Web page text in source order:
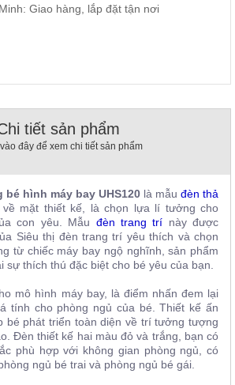
Giao hàng, lắp đặt tận nơi
tiết sản phẩm
đây để xem chi tiết sản phẩm
hình máy bay UHS120 là mẫu đèn thả
mặt thiết kế, là chọn lựa lí tưởng cho
con yêu. Mẫu đèn trang trí này được
Siêu thị đèn trang trí yêu thích và chọn
từ chiếc máy bay ngộ nghĩnh, sản phẩm
sự thích thú đặc biệt cho bé yêu của bạn.
mô hình máy bay, là điểm nhấn đem lại
tính cho phòng ngủ của bé. Thiết kế ấn
bé phát triển toàn diện về trí tưởng tượng
Đèn thiết kế hai màu đỏ và trắng, bạn có
phù hợp với không gian phòng ngủ, có
ngủ bé trai và phòng ngủ bé gái.